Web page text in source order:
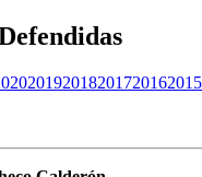
20192018201720162015